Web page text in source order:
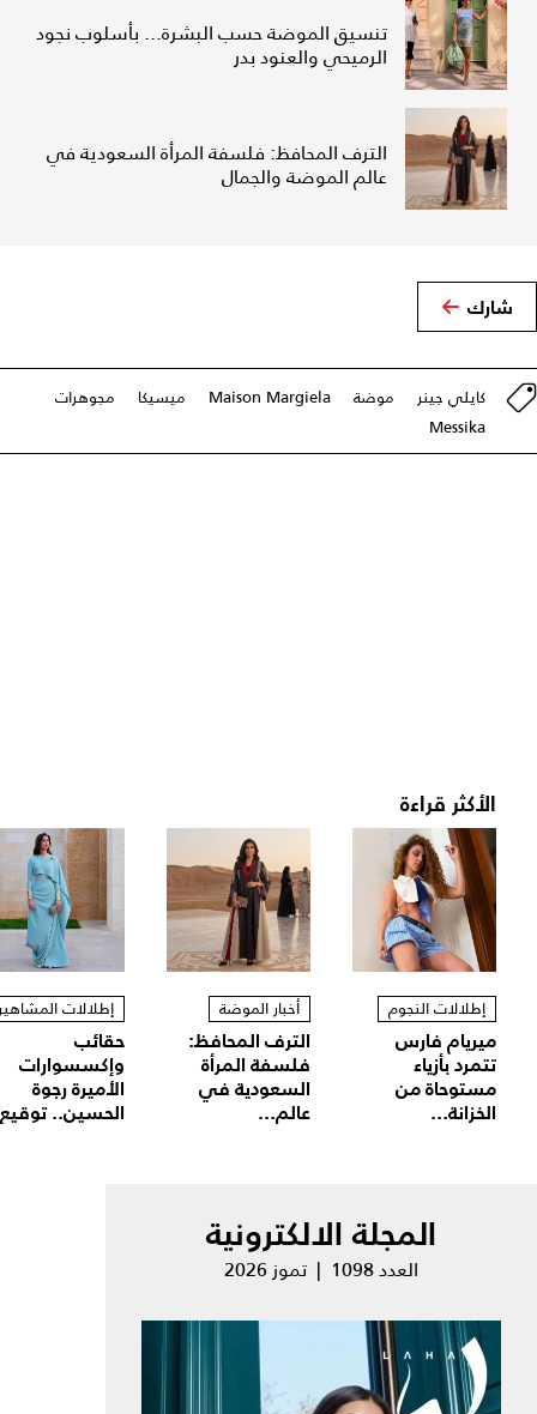
تنسيق الموضة حسب البشرة... بأسلوب نجود
الرميحي والعنود بدر
الترف المحافظ: فلسفة المرأة السعودية في
عالم الموضة والجمال
شارك
كايلي جينر موضة Maison Margiela ميسيكا
مجوهرات
Messika
الأكثر قراءة
إطلالات النجوم
ميريام فارس
تتمرد بأزياء
مستوحاة من
الخزانة...
أخبار الموضة
الترف المحافظ:
فلسفة المرأة
السعودية في
عالم...
إطلالات
حقائب
وإكسسوارات
الأميرة رجوة
الحسين..
المجلة الالكترونية
العدد 1098 | تموز 2026